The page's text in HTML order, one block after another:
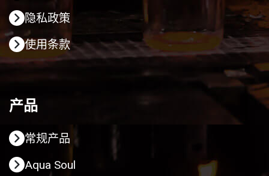
隐私政策
使用条款
产品
常规产品
Aqua Soul